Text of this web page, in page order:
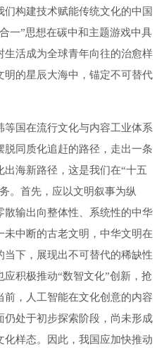
构建技术赋能传统文化的中国
”思想在碳中和主题游戏中具
活成为全球青年向往的治愈样
的星辰大海中，锚定不可替代
国在流行文化与内容工业体系
脱同质化追赶的路径，走出一条
海新路径，这是我们在“十五
。首先，应以文明叙事为纵
输出向整体性、系统性的中华
中断的古老文明，中华文明在
下，展现出不可替代的稀缺性
积极推动“数智文化”创新，抢
，人工智能在文化创意的内容
处于初步探索阶段，尚未形成
样态。因此，我国应加快推动